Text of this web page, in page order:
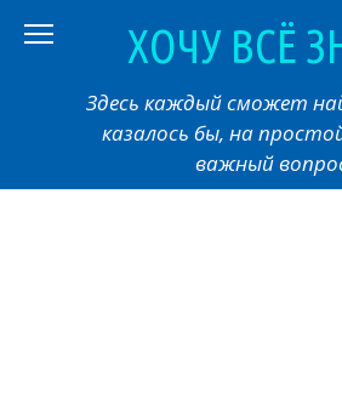
ХОЧУ ВСЁ
Здесь каждый сможет
казалось бы, на
важный